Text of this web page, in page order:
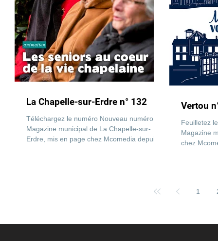
La Chapelle-sur-Erdre n° 132
Téléchargez le numéro Nouveau numéro du
Magazine municipal de La Chapelle-sur-
Erdre, mis en page chez Mcomedia depuis
Vertou
Feuilletez
Magazine
chez
1